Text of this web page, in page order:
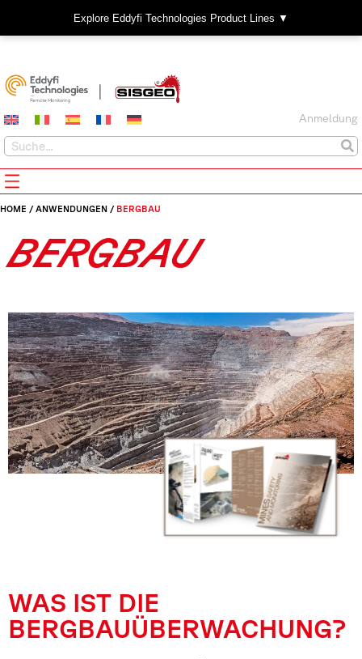
Explore Eddyfi Technologies Product Lines ▼
Anmeldung
HOME / ANWENDUNGEN / BERGBAU
BERGBAU
WAS IST DIE
BERGBAUÜBERWACHUNG?